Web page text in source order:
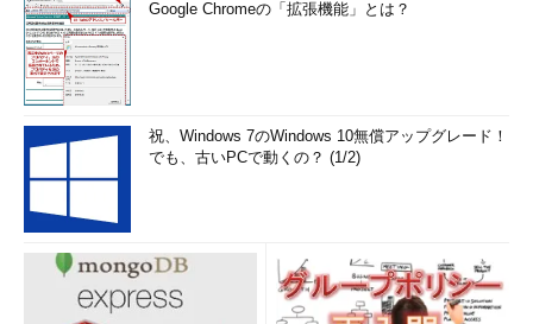
Google Chromeの「拡張機能」とは？
祝、Windows 7のWindows 10無償アップグレード！
でも、古いPCで動くの？ (1/2)